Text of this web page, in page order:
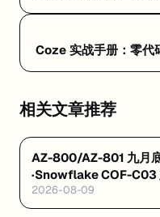
Coze 实战手册：零代
相关文章推荐
AZ-800/AZ-801 九月
·Snowflake COF-C03
Cortex AI·AWS 十万免
8/4 开训
2026-08-09